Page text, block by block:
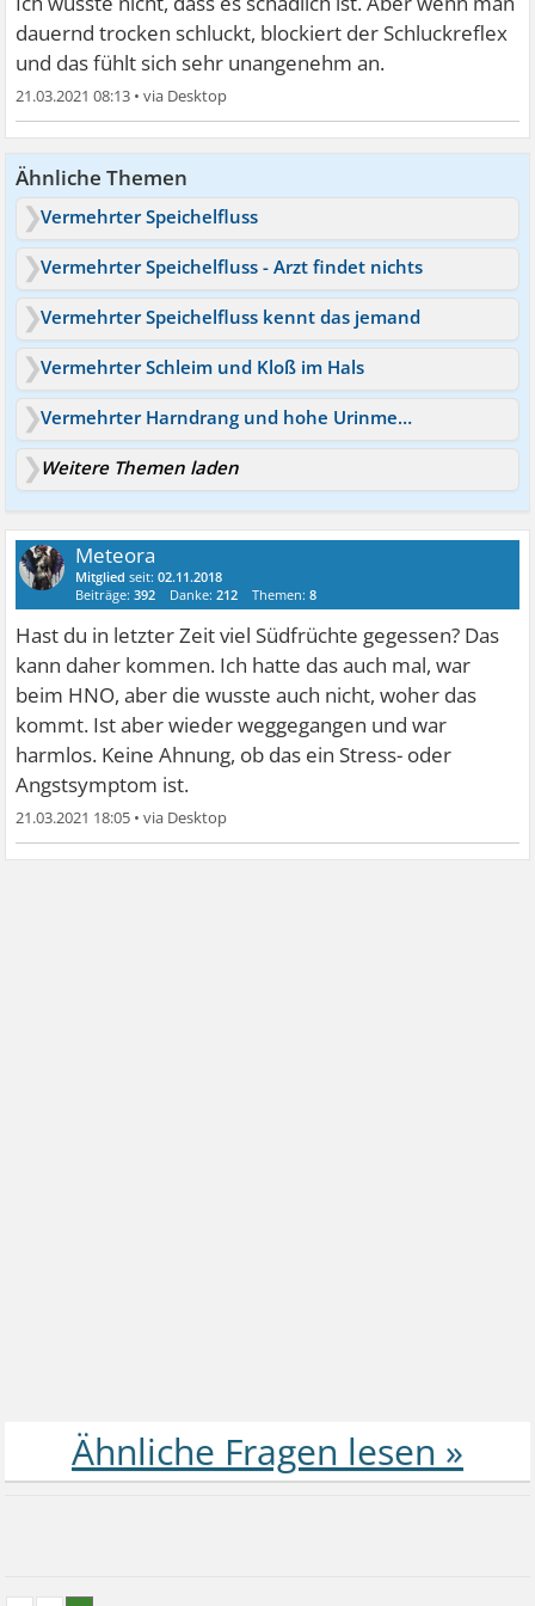
dauernd trocken schluckt, blockiert der Schluckreflex
und das fühlt sich sehr unangenehm an.
21.03.2021 08:13 •
Ähnliche Themen
Vermehrter Speichelfluss
Vermehrter Speichelfluss - Arzt findet nichts
Vermehrter Speichelfluss kennt das jemand
Vermehrter Schleim und Kloß im Hals
Vermehrter Harndrang und hohe Urinmengen
Weitere Themen laden
Meteora
Mitglied seit:02.11.2018
Beiträge:392 Danke:212 Themen:8
Hast du in letzter Zeit viel Südfrüchte gegessen? Das
kann daher kommen. Ich hatte das auch mal, war
beim HNO, aber die wusste auch nicht, woher das
kommt. Ist aber wieder weggegangen und war
harmlos. Keine Ahnung, ob das ein Stress- oder
Angstsymptom ist.
21.03.2021 18:05 •